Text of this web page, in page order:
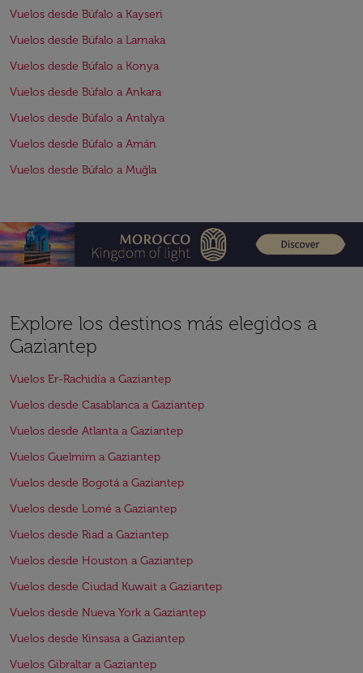
Vuelos desde Búfalo a Kayseri
Vuelos desde Búfalo a Larnaka
Vuelos desde Búfalo a Konya
Vuelos desde Búfalo a Ankara
Vuelos desde Búfalo a Antalya
Vuelos desde Búfalo a Amán
Vuelos desde Búfalo a Muğla
Explore los destinos más elegidos a
Gaziantep
Vuelos Er-Rachidía a Gaziantep
Vuelos desde Casablanca a Gaziantep
Vuelos desde Atlanta a Gaziantep
Vuelos Guelmim a Gaziantep
Vuelos desde Bogotá a Gaziantep
Vuelos desde Lomé a Gaziantep
Vuelos desde Riad a Gaziantep
Vuelos desde Houston a Gaziantep
Vuelos desde Ciudad Kuwait a Gaziantep
Vuelos desde Nueva York a Gaziantep
Vuelos desde Kinsasa a Gaziantep
Vuelos Gibraltar a Gaziantep